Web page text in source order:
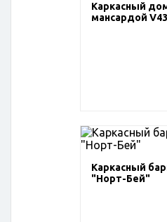
Каркасный
мансардой
Каркасный
"Норт-Бей"